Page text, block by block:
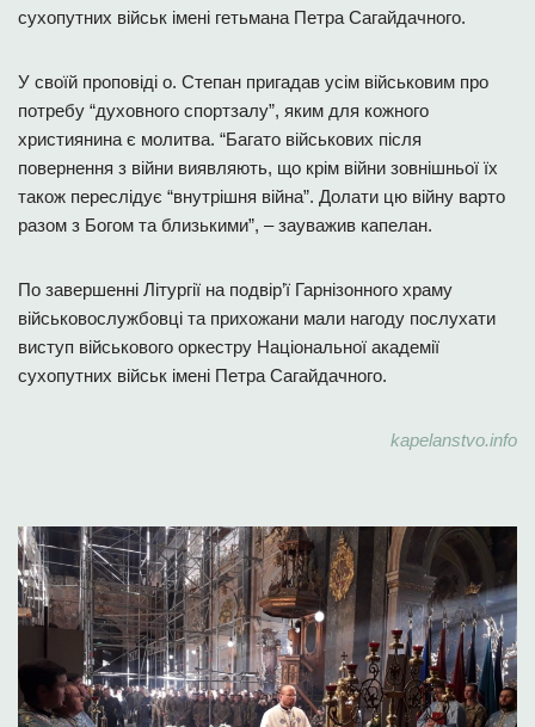
сухопутних військ імені гетьмана Петра Сагайдачного.
У своїй проповіді о. Степан пригадав усім військовим про
потребу “духовного спортзалу”, яким для кожного
християнина є молитва. “Багато військових після
повернення з війни виявляють, що крім війни зовнішньої їх
також переслідує “внутрішня війна”. Долати цю війну варто
разом з Богом та близькими”, – зауважив капелан.
По завершенні Літургії на подвір’ї Гарнізонного храму
військовослужбовці та прихожани мали нагоду послухати
виступ військового оркестру Національної академії
сухопутних військ імені Петра Сагайдачного.
kapelanstvo.info